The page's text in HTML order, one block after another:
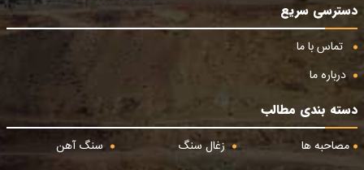
دسترسی سریع
تماس با ما
درباره ما
دسته بندی مطالب
مصاحبه ها
زغال سنگ
سنگ آهن